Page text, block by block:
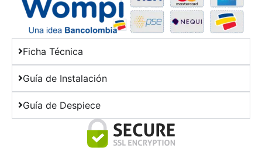
Ficha Técnica
Guía de Instalación
Guía de Despiece